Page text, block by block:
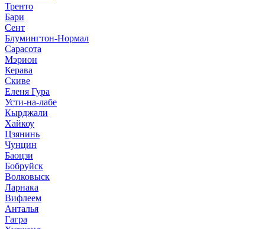
Тренто
Бари
Сент
Блумингтон-Нормал
Сарасота
Мэрион
Керава
Скиве
Еленя Гура
Усти-на-лабе
Кырджали
Хайкоу
Цзянинь
Чунцин
Баоцзи
Бобруйск
Волковыск
Ларнака
Вифлеем
Анталья
Гагра